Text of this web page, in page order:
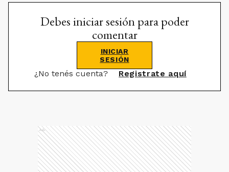
Debes iniciar sesión para poder
comentar
INICIAR
SESIÓN
¿No tenés cuenta? Registrate aquí
Ads